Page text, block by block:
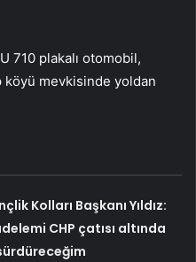
710 plakalı otomobil,
köyü mevkisinde yoldan
Kolları Başkanı Yıldız:
CHP çatısı altında